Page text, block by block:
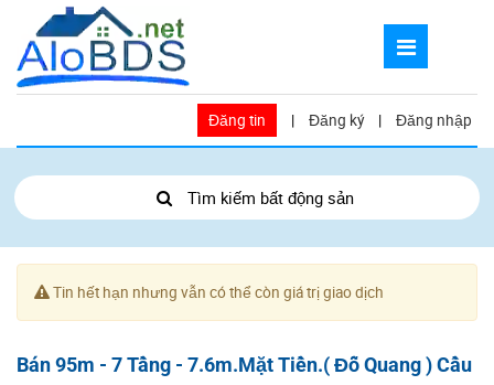
Đăng tin | Đăng ký | Đăng nhập
Tìm kiếm bất động sản
Tin hết hạn nhưng vẫn có thể còn giá trị giao dịch
Bán 95m - 7 Tầng - 7.6m.Mặt Tiền.( Đỗ Quang ) Cầu